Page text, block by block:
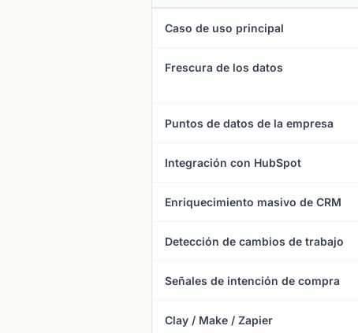
Caso de uso principal
Frescura de los datos
Puntos de datos de la empresa
Integración con HubSpot
Enriquecimiento masivo de CRM
Detección de cambios de trabajo
Señales de intención de compra
Clay / Make / Zapier